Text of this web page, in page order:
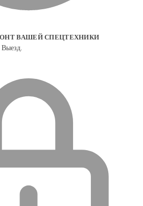
ВАШЕЙ СПЕЦТЕХНИКИ